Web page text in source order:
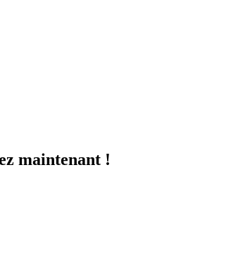
maintenant !